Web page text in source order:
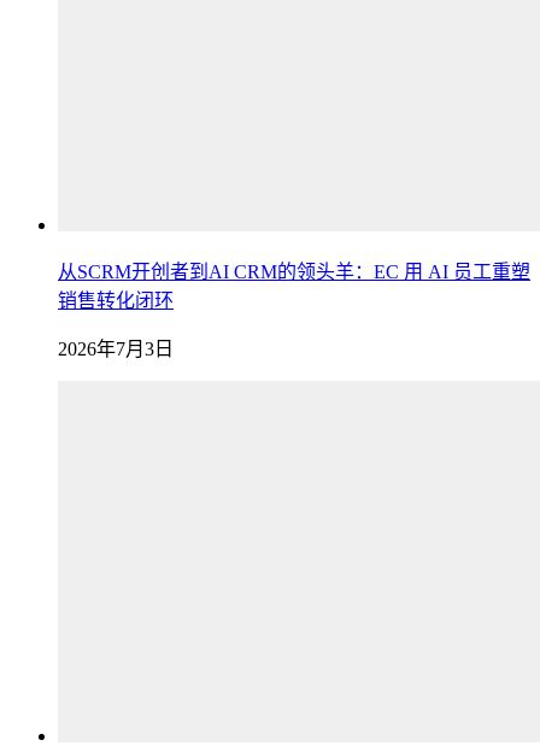
从SCRM开创者到AI CRM的领头羊：EC 用 AI 员工重塑
销售转化闭环
2026年7月3日